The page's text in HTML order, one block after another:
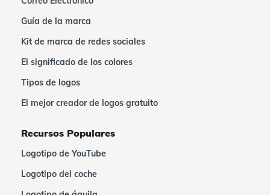
Guía de la marca
Kit de marca de redes sociales
El significado de los colores
Tipos de logos
El mejor creador de logos gratuito
Recursos Populares
Logotipo de YouTube
Logotipo del coche